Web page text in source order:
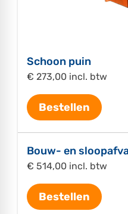
Schoon puin
€ 273,00 incl. btw
Bestellen
Bouw- en
€ 514,00 incl. btw
Bestellen